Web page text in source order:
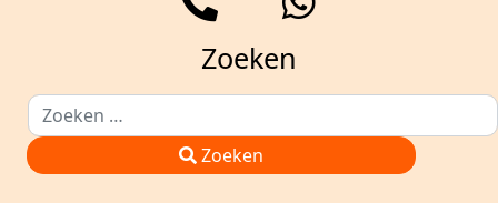
Zoeken
Zoeken
Type 2 or more characters for results.
Zoeken